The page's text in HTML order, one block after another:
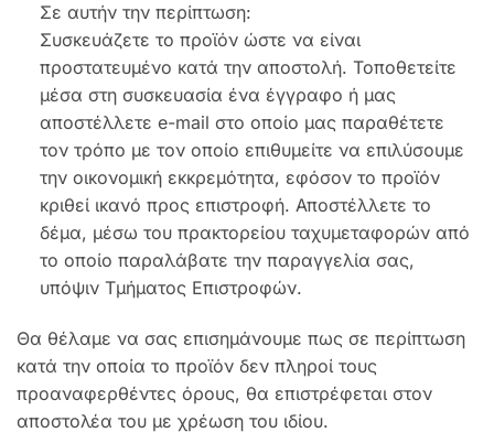
Σε αυτήν την περίπτωση:
Συσκευάζετε το προϊόν ώστε να είναι
προστατευμένο κατά την αποστολή. Τοποθετείτε
μέσα στη συσκευασία ένα έγγραφο ή μας
αποστέλλετε e-mail στο οποίο μας παραθέτετε
τον τρόπο με τον οποίο επιθυμείτε να επιλύσουμε
την οικονομική εκκρεμότητα, εφόσον το προϊόν
κριθεί ικανό προς επιστροφή. Αποστέλλετε το
δέμα, μέσω του πρακτορείου ταχυμεταφορών από
το οποίο παραλάβατε την παραγγελία σας,
υπόψιν Τμήματος Επιστροφών.
Θα θέλαμε να σας επισημάνουμε πως σε περίπτωση
κατά την οποία το προϊόν δεν πληροί τους
προαναφερθέντες όρους, θα επιστρέφεται στον
αποστολέα του με χρέωση του ιδίου.